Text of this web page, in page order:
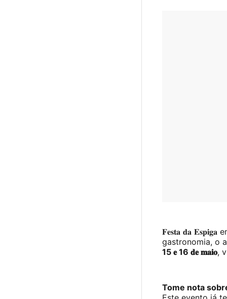
𝐅𝐞𝐬𝐭𝐚 𝐝𝐚 𝐄𝐬𝐩𝐢𝐠𝐚
gastronomia, o
15 𝐞 16 𝐝𝐞 𝐦𝐚𝐢𝐨,
Tome nota